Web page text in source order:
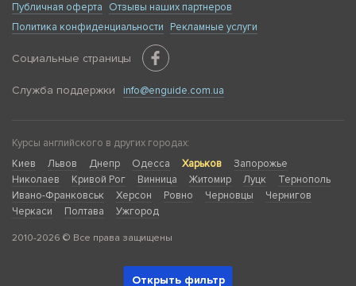
Открыть фильтр
Публичная оферта
Отзывы наших партнеров
Политика конфиденциальности
Рекламные услуги
Социальные страницы
Служба поддержки info@enguide.com.ua
Курсы английского в других городах:
Киев
Львов Днепр Одесса Харьков
Запорожье
Николаев
Кривой Рог Винница Житомир Луцк
Тернополь
Ивано-Франковськ
Херсон Ровно Черновцы
Чернигов
Черкаси
Полтава Ужгород
2010-2026 © Все права защищены